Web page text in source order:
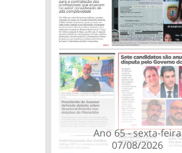
Ano 65 - sexta-feira
07/08/2026